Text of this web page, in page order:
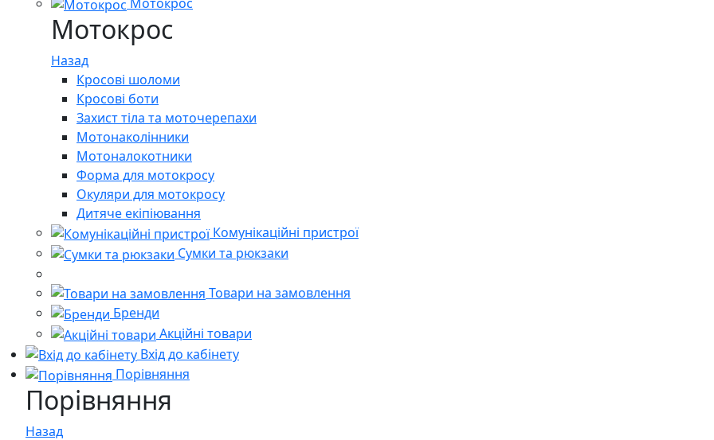
Мотокрос
Мотокрос
Назад
Кросові шоломи
Кросові боти
Захист тіла та моточерепахи
Мотонаколінники
Мотоналокотники
Форма для мотокросу
Окуляри для мотокросу
Дитяче екіпіювання
Комунікаційні пристрої
Сумки та рюкзаки
Товари на замовлення
Бренди
Акційні товари
Вхід до кабінету
Порівняння
Порівняння
Назад